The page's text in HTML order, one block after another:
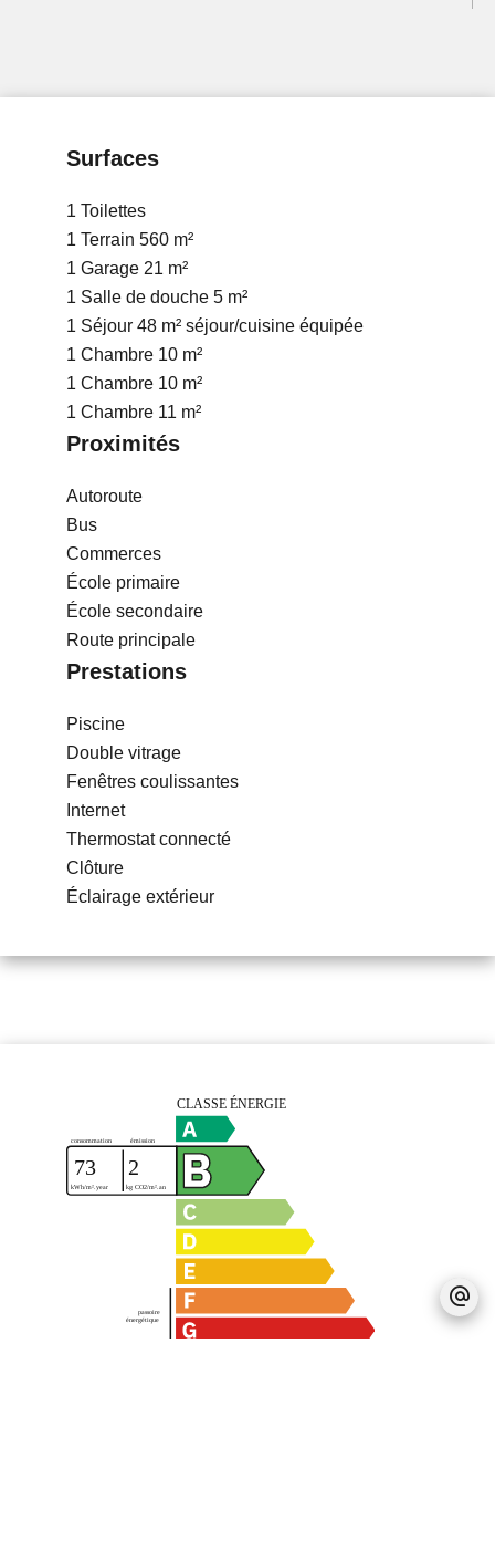
Surfaces
1 Toilettes
1 Terrain 560 m²
1 Garage 21 m²
1 Salle de douche 5 m²
1 Séjour 48 m² séjour/cuisine équipée
1 Chambre 10 m²
1 Chambre 10 m²
1 Chambre 11 m²
Proximités
Autoroute
Bus
Commerces
École primaire
École secondaire
Route principale
Prestations
Piscine
Double vitrage
Fenêtres coulissantes
Internet
Thermostat connecté
Clôture
Éclairage extérieur